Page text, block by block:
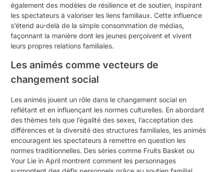
également des modèles de résilience et de soutien, inspirant
les spectateurs à valoriser les liens familiaux. Cette influence
s’étend au-delà de la simple consommation de médias,
façonnant la manière dont les jeunes perçoivent et vivent
leurs propres relations familiales.
Les animés comme vecteurs de
changement social
Les animés jouent un rôle dans le changement social en
reflétant et en influençant les normes culturelles. En abordant
des thèmes tels que l’égalité des sexes, l’acceptation des
différences et la diversité des structures familiales, les animés
encouragent les spectateurs à remettre en question les
normes traditionnelles. Des séries comme Fruits Basket ou
Your Lie in April montrent comment les personnages